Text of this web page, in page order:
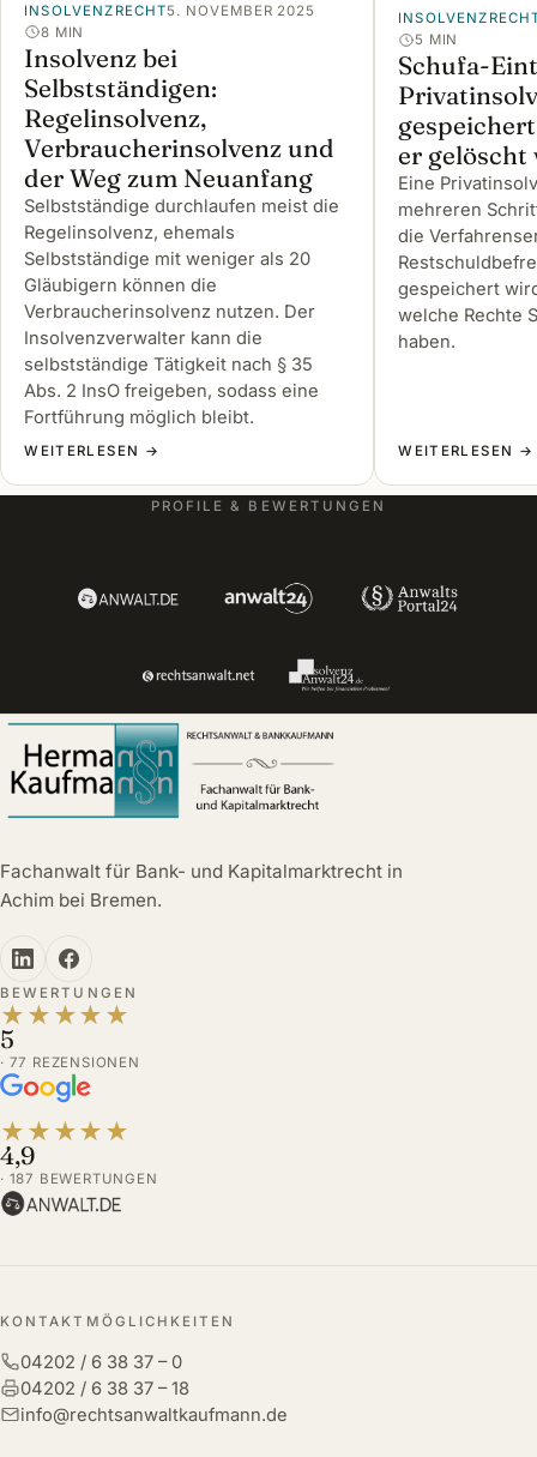
INSOLVENZRECHT5. NOVEMBER 2025
8 MIN
Insolvenz bei
Selbstständigen:
Regelinsolvenz,
Verbraucherinsolvenz und
der Weg zum Neuanfang
Selbstständige durchlaufen meist die
Regelinsolvenz, ehemals
Selbstständige mit weniger als 20
Gläubigern können die
Verbraucherinsolvenz nutzen. Der
Insolvenzverwalter kann die
selbstständige Tätigkeit nach § 35
Abs. 2 InsO freigeben, sodass eine
Fortführung möglich bleibt.
WEITERLESEN →
5 MIN
Schufa-
er gelöscht
Eine
mehreren
die
gespeichert
welche Rechte
haben.
WEITERLESEN →
PROFILE & BEWERTUNGEN
Fachanwalt für Bank- und Kapitalmarktrecht in
Achim bei Bremen.
BEWERTUNGEN
★ ★ ★★ ★
5
· 77 REZENSIONEN
★ ★ ★★ ★
4,9
· 187 BEWERTUNGEN
KONTAKTMÖGLICHKEITEN
04202 / 6 38 37 – 0
04202 / 6 38 37 – 18
info@rechtsanwaltkaufmann.de